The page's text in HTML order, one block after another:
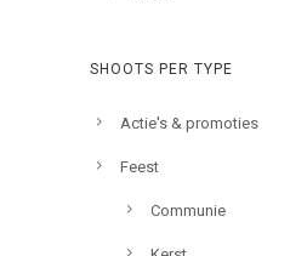
SHOOTS PER TYPE
Actie's & promoties
Feest
Communie